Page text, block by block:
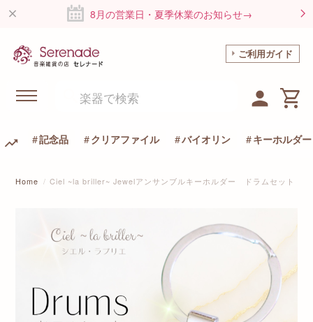
8月の営業日・夏季休業のお知らせ→
ご利用ガイド
記念品 クリアファイル バイオリン キーホルダー
Home Ciel ~la briller~ Jewelアンサンブルキーホルダー ドラムセット